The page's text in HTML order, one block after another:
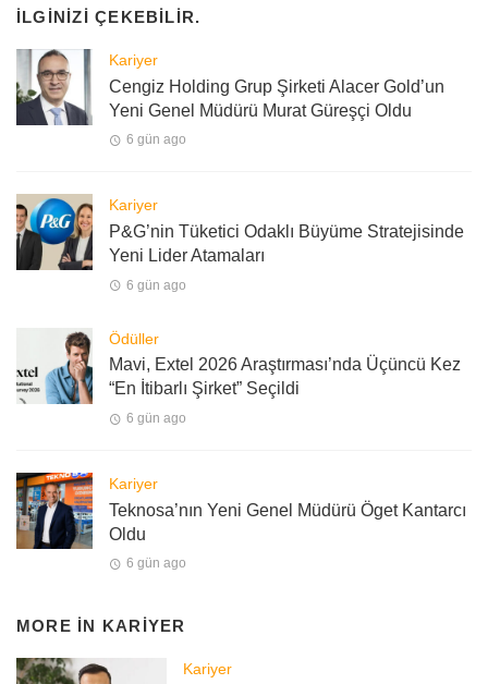
İLGINIZI ÇEKEBILIR.
Kariyer
Cengiz Holding Grup Şirketi Alacer Gold’un
Yeni Genel Müdürü Murat Güreşçi Oldu
6 gün ago
Kariyer
P&G’nin Tüketici Odaklı Büyüme Stratejisinde
Yeni Lider Atamaları
6 gün ago
Ödüller
Mavi, Extel 2026 Araştırması’nda Üçüncü Kez
“En İtibarlı Şirket” Seçildi
6 gün ago
Kariyer
Teknosa’nın Yeni Genel Müdürü Öget Kantarcı
Oldu
6 gün ago
MORE IN KARIYER
Kariyer